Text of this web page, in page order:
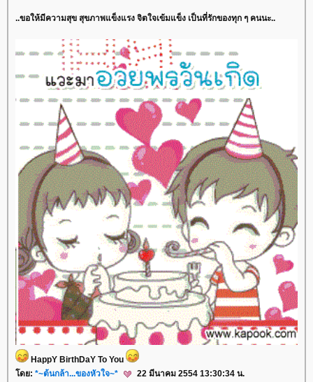
..ขอให้มีความสุข สุขภาพแข็งแรง จิตใจเข้มแข็ง เป็นที่รักของทุก ๆ คนนะ..
HappY BirthDaY To You
ดย: *~ต้นกล้า...ของหัวใจ~* 22 มีนาคม 2554 13:30:34 น.